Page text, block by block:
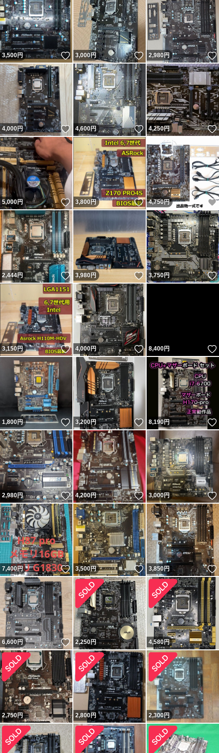
3,500円 いいね！
3,000円 いいね！
2,980円
4,000円 いいね！
4,600円 いいね！
4,250円
5,000円 いいね！
3,800円 いいね！
4,750円
2,444円 いいね！
3,980円 いいね！
3,750円
3,150円 いいね！
4,000円 いいね！
8,400円
1,800円 いいね！
3,200円 いいね！
8,190円
2,980円 いいね！
4,200円 いいね！
3,000円
7,400円 いいね！
3,500円 いいね！
3,850円
6,600円 いいね！
2,250円 4,580円
2,750円 2,800円 2,300円